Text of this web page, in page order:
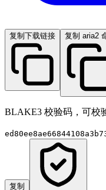
复制下载链接 复制 aria2
BLAKE3 校验码，可校
复制